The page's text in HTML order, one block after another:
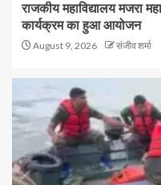
राजकीय महाविद्यालय मजरा
कार्यक्रम का हुआ आयोजन
August 9, 2026 संजीव शर्मा